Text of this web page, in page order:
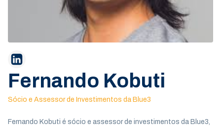
Fernando Kobuti
Sócio e Assessor de Investimentos da Blue3
Fernando Kobuti é sócio e assessor de investimentos da Blue3,